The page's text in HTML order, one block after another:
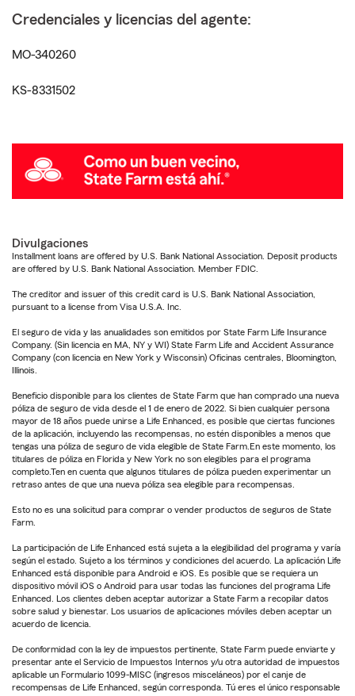
Credenciales y licencias del agente:
MO-340260
KS-8331502
Divulgaciones
Installment loans are offered by U.S. Bank National Association. Deposit products
are offered by U.S. Bank National Association. Member FDIC.
The creditor and issuer of this credit card is U.S. Bank National Association,
pursuant to a license from Visa U.S.A. Inc.
El seguro de vida y las anualidades son emitidos por State Farm Life Insurance
Company. (Sin licencia en MA, NY y WI) State Farm Life and Accident Assurance
Company (con licencia en New York y Wisconsin) Oficinas centrales, Bloomington,
Illinois.
Beneficio disponible para los clientes de State Farm que han comprado una nueva
póliza de seguro de vida desde el 1 de enero de 2022. Si bien cualquier persona
mayor de 18 años puede unirse a Life Enhanced, es posible que ciertas funciones
de la aplicación, incluyendo las recompensas, no estén disponibles a menos que
tengas una póliza de seguro de vida elegible de State Farm.En este momento, los
titulares de póliza en Florida y New York no son elegibles para el programa
completo.Ten en cuenta que algunos titulares de póliza pueden experimentar un
retraso antes de que una nueva póliza sea elegible para recompensas.
Esto no es una solicitud para comprar o vender productos de seguros de State
Farm.
La participación de Life Enhanced está sujeta a la elegibilidad del programa y varía
según el estado. Sujeto a los términos y condiciones del acuerdo. La aplicación Life
Enhanced está disponible para Android e iOS. Es posible que se requiera un
dispositivo móvil iOS o Android para usar todas las funciones del programa Life
Enhanced. Los clientes deben aceptar autorizar a State Farm a recopilar datos
sobre salud y bienestar. Los usuarios de aplicaciones móviles deben aceptar un
acuerdo de licencia.
De conformidad con la ley de impuestos pertinente, State Farm puede enviarte y
presentar ante el Servicio de Impuestos Internos y/u otra autoridad de impuestos
aplicable un Formulario 1099-MISC (ingresos misceláneos) por el canje de
recompensas de Life Enhanced, según corresponda. Tú eres el único responsable